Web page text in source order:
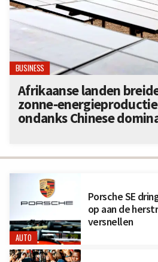
AUTO
Porsche SE
op aan de
versnellen
BUSINESS
Afrikaanse landen
zonne-
ondanks Chinese